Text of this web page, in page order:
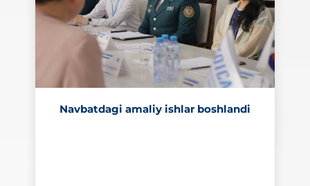
Navbatdagi amaliy ishlar boshlandi